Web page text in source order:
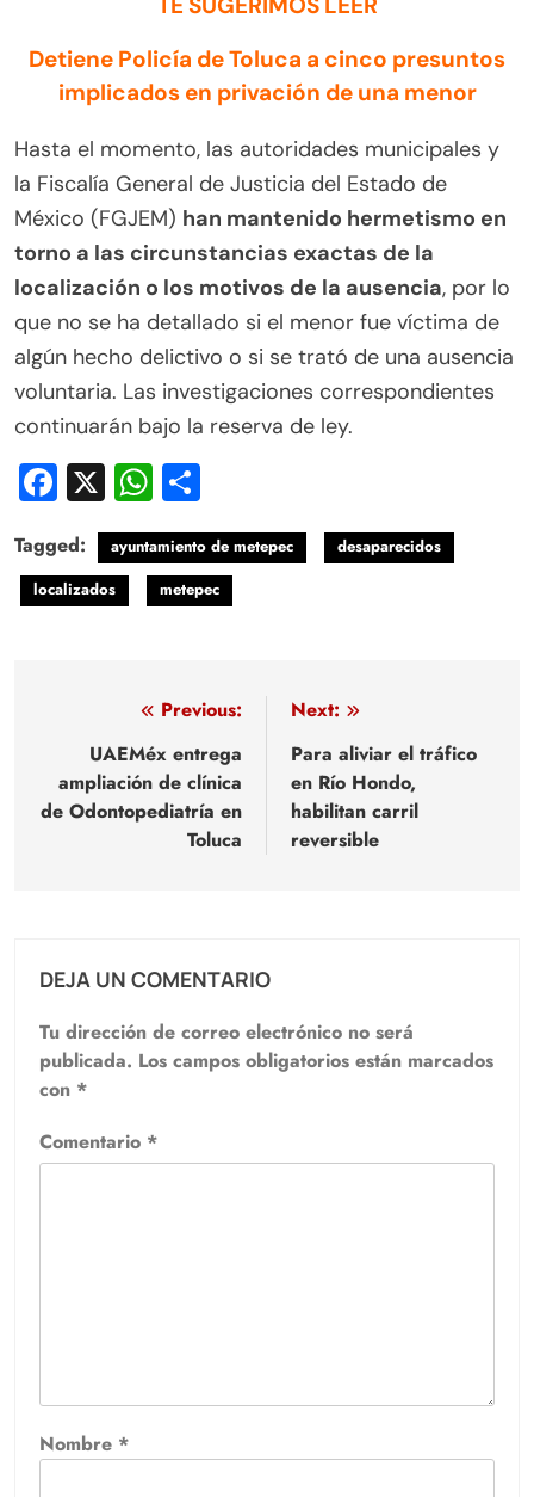
Detiene Policía de Toluca a cinco presuntos
implicados en privación de una menor
Hasta el momento, las autoridades municipales y
la Fiscalía General de Justicia del Estado de
México (FGJEM) han mantenido hermetismo en
torno a las circunstancias exactas de la
localización o los motivos de la ausencia, por lo
que no se ha detallado si el menor fue víctima de
algún hecho delictivo o si se trató de una ausencia
voluntaria. Las investigaciones correspondientes
continuarán bajo la reserva de ley.
Facebook
X WhatsApp
Tagged: ayuntamiento de metepec
desaparecidos
localizados
metepec
Navegación
entradas
Previous:
UAEMéx entrega
ampliación de clínica
de Odontopediatría en
Toluca
Next:
Para aliviar el tráfico
en Río Hondo,
habilitan carril
reversible
DEJA UN COMENTARIO
Tu dirección de correo electrónico no será
publicada. Los campos obligatorios están marcados
con *
Comentario *
Nombre *